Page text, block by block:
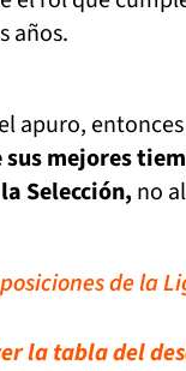
años.
apuro,
mejores
Selección, no
de la
la tabla del